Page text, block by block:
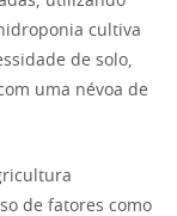
cultiva
de solo,
uma névoa de
de fatores como